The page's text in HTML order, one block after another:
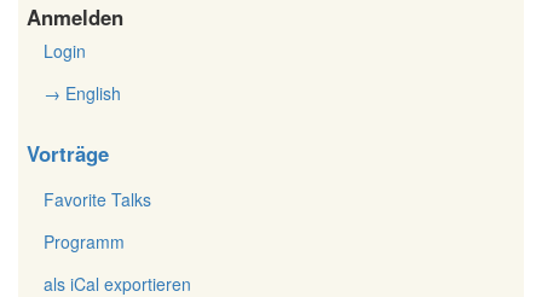
Anmelden
Login
→ English
Vorträge
Favorite Talks
Programm
als iCal exportieren